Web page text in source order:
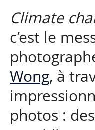
Climate
c’est le
Wong, à
photos :